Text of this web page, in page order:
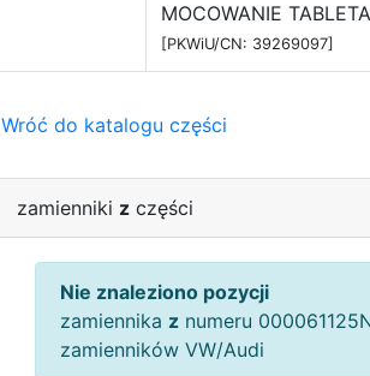
MOCOWANIE TABLETA
[PKWiU/CN: 39269097]
Wróć do katalogu części
zamienniki z części
Nie znaleziono pozycji
zamiennika z numeru
zamienników VW/Audi